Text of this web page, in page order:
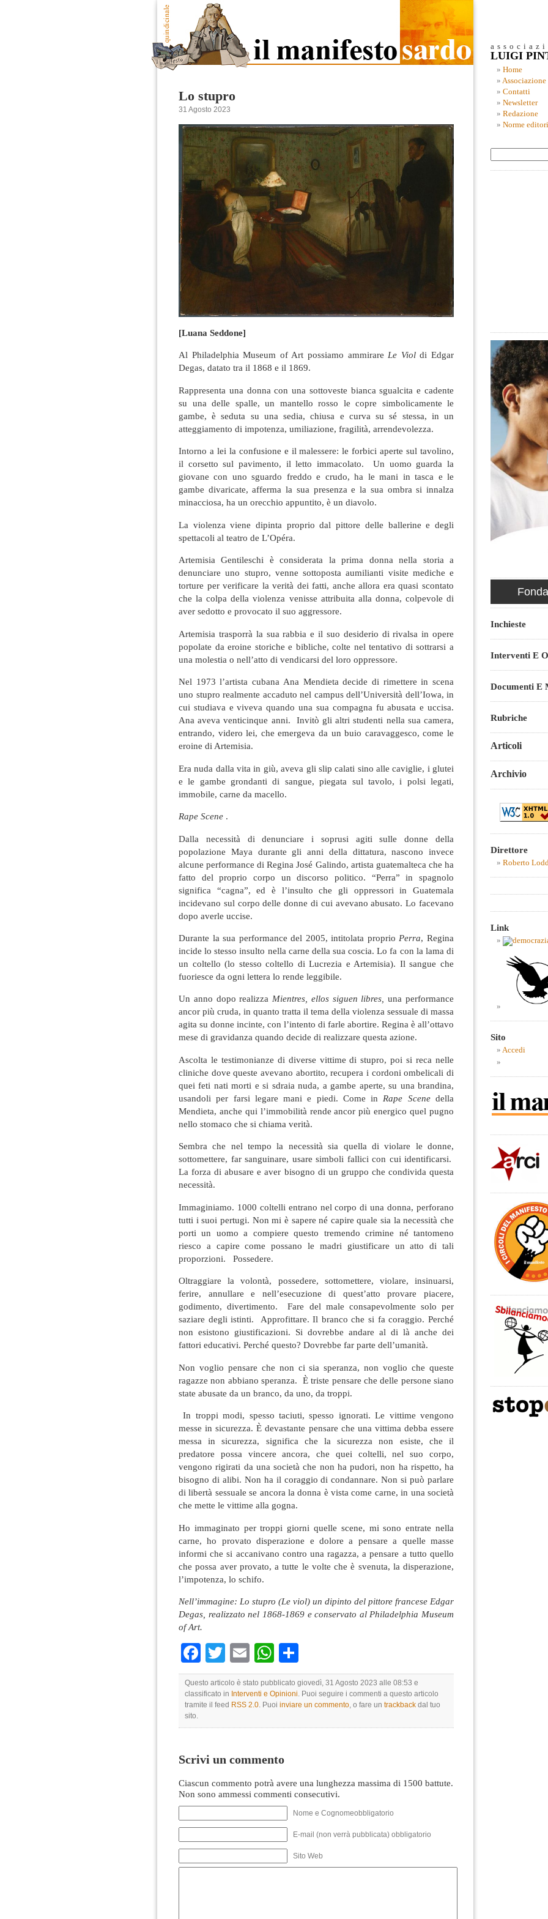
Lo stupro
31 Agosto 2023
[Luana Seddone]
Al Philadelphia Museum of Art possiamo ammirareLe Violdi Edgar
Degas, datato tra il 1868 e il 1869.
Rappresenta una donna con una sottoveste bianca sgualcita e cadente
su una delle spalle, un mantello rosso le copre simbolicamente le
gambe, è seduta su una sedia, chiusa e curva su sé stessa, in un
atteggiamento di impotenza, umiliazione, fragilità, arrendevolezza.
Intorno a lei la confusione e il malessere: le forbici aperte sul tavolino,
il corsetto sul pavimento, il letto immacolato. Un uomo guarda la
giovane con uno sguardo freddo e crudo, ha le mani in tasca e le
gambe divaricate, afferma la sua presenza e la sua ombra si innalza
minacciosa, ha un orecchio appuntito, è un diavolo.
La violenza viene dipinta proprio dal pittore delle ballerine e degli
spettacoli al teatro de L’Opéra.
Artemisia Gentileschi è considerata la prima donna nella storia a
denunciare uno stupro, venne sottoposta aumilianti visite mediche e
torture per verificare la verità dei fatti, anche allora era quasi scontato
che la colpa della violenza venisse attribuita alla donna, colpevole di
aver sedotto e provocato il suo aggressore.
Artemisia trasporrà la sua rabbia e il suo desiderio di rivalsa in opere
popolate da eroine storiche e bibliche, colte nel tentativo di sottrarsi a
una molestia o nell’atto di vendicarsi del loro oppressore.
Nel 1973 l’artista cubana Ana Mendieta decide di rimettere in scena
uno stupro realmente accaduto nel campus dell’Università dell’Iowa, in
cui studiava e viveva quando una sua compagna fu abusata e uccisa.
Ana aveva venticinque anni. Invitò gli altri studenti nella sua camera,
entrando, videro lei, che emergeva da un buio caravaggesco, come le
eroine di Artemisia.
Era nuda dalla vita in giù, aveva gli slip calati sino alle caviglie, i glutei
e le gambe grondanti di sangue, piegata sul tavolo, i polsi legati,
immobile, carne da macello.
Rape Scene .
Dalla necessità di denunciare i soprusi agiti sulle donne della
popolazione Maya durante gli anni della dittatura, nascono invece
alcune performance di Regina José Galindo, artista guatemalteca che ha
fatto del proprio corpo un discorso politico. “Perra” in spagnolo
significa “cagna”, ed è l’insulto che gli oppressori in Guatemala
incidevano sul corpo delle donne di cui avevano abusato. Lo facevano
dopo averle uccise.
Durante la sua performance del 2005, intitolata proprio Perra, Regina
incide lo stesso insulto nella carne della sua coscia. Lo fa con la lama di
un coltello (lo stesso coltello di Lucrezia e Artemisia). Il sangue che
fuoriesce da ogni lettera lo rende leggibile.
Un anno dopo realizzaMientres, ellos siguen libres, una performance
ancor più cruda, in quanto tratta il tema della violenza sessuale di massa
agita su donne incinte, con l’intento di farle abortire. Regina è all’ottavo
mese di gravidanza quando decide di realizzare questa azione.
Ascolta le testimonianze di diverse vittime di stupro, poi si reca nelle
cliniche dove queste avevano abortito, recupera i cordoni ombelicali di
quei feti nati morti e si sdraia nuda, a gambe aperte, su una brandina,
usandoli per farsi legare mani e piedi. Come in Rape Scenedella
Mendieta, anche qui l’immobilità rende ancor più energico quel pugno
nello stomaco che si chiama verità.
Sembra che nel tempo la necessità sia quella di violare le donne,
sottomettere, far sanguinare, usare simboli fallici con cui identificarsi.
La forza di abusare e aver bisogno di un gruppo che condivida questa
necessità.
Immaginiamo. 1000 coltelli entrano nel corpo di una donna, perforano
tutti i suoi pertugi. Non mi è sapere né capire quale sia la necessità che
porti un uomo a compiere questo tremendo crimine né tantomeno
riesco a capire come possano le madri giustificare un atto di tali
proporzioni. Possedere.
Oltraggiare la volontà, possedere, sottomettere, violare, insinuarsi,
ferire, annullare e nell’esecuzione di quest’atto provare piacere,
godimento, divertimento. Fare del male consapevolmente solo per
saziare degli istinti. Approfittare. Il branco che si fa coraggio. Perché
non esistono giustificazioni. Si dovrebbe andare al di là anche dei
fattori educativi. Perché questo? Dovrebbe far parte dell’umanità.
Non voglio pensare che non ci sia speranza, non voglio che queste
ragazze non abbiano speranza. È triste pensare che delle persone siano
state abusate da un branco, da uno, da troppi.
In troppi modi, spesso taciuti, spesso ignorati. Le vittime vengono
messe in sicurezza. È devastante pensare che una vittima debba essere
messa in sicurezza, significa che la sicurezza non esiste, che il
predatore possa vincere ancora, che quei coltelli, nel suo corpo,
vengono rigirati da una società che non ha pudori, non ha rispetto, ha
bisogno di alibi. Non ha il coraggio di condannare. Non si può parlare
di libertà sessuale se ancora la donna è vista come carne, in una società
che mette le vittime alla gogna.
Ho immaginato per troppi giorni quelle scene, mi sono entrate nella
carne, ho provato disperazione e dolore a pensare a quelle masse
informi che si accanivano contro una ragazza, a pensare a tutto quello
che possa aver provato, a tutte le volte che è svenuta, la disperazione,
l’impotenza, lo schifo.
Nell’immagine: Lo stupro (Le viol) un dipinto del pittore francese Edgar
Degas, realizzato nel 1868-1869 e conservato al Philadelphia Museum
of Art.
Facebook
TwitterEmailWhatsApp
Questo articolo è stato pubblicato giovedì, 31 Agosto 2023 alle 08:53 e
classificato in Interventi e Opinioni. Puoi seguire i commenti a questo articolo
tramite il feed RSS 2.0. Puoi inviare un commento, o fare un trackback dal tuo
sito.
Scrivi un commento
Ciascun commento potrà avere una lunghezza massima di 1500 battute.
Non sono ammessi commenti consecutivi.
Nome e Cognomeobbligatorio
E-mail (non verrà pubblicata) obbligatorio
Sito Web
LUIGI
Home
Associazione
Contatti
Newsletter
Redazione
Norme
Inchieste
Interventi E
Documenti E
Rubriche
Articoli
Archivio
Direttore
Roberto
Link
Sito
Accedi